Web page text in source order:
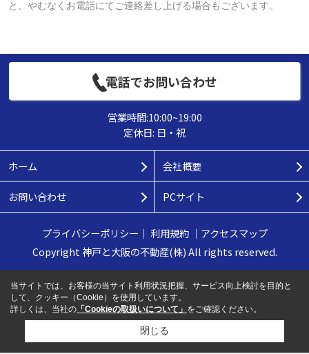
と、やむなくお電話にてご連絡差し上げる場合もございます。
電話でお問い合わせ
営業時間:10:00~19:00
定休日: 日・祝
ホーム 会社概要
お問い合わせ PCサイト
プライバシーポリシー ｜ 利用規約｜ アクセスマップ
Copyright 神戸と大阪の不動産(株) All rights reserved.
当サイトでは、お客様の当サイト利用状況把握、サービス向上検討を目的と
して、クッキー（Cookie）を使用しています。
詳しくは、当社の 「Cookieの取扱いについて」 をご確認ください。
閉じる